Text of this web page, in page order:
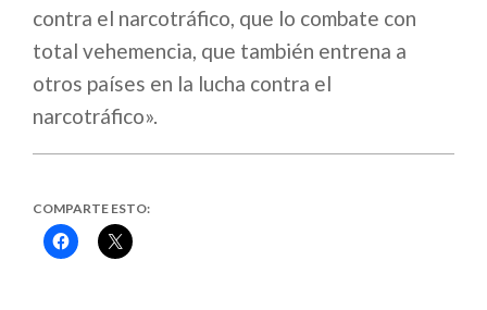
contra el narcotráfico, que lo combate con
total vehemencia, que también entrena a
otros países en la lucha contra el
narcotráfico».
COMPARTE ESTO:
Haz
clic
Haz
clic